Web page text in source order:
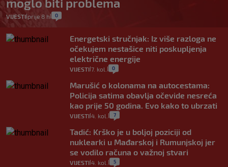
moglo biti problema
VIJESTI prije 8 h 0
Energetski stručnjak: Iz više razloga ne
očekujem nestašice niti poskupljenja
električne energije
VIJESTI 7. kol. 0
Marušić o kolonama na autocestama:
Policija satima obavlja očevide nesreća
kao prije 50 godina. Evo kako to ubrzati
VIJESTI 4. kol. 7
Tadić: Krško je u boljoj poziciji od
nuklearki u Mađarskoj i Rumunjskoj jer
se vodilo računa o važnoj stvari
VIJESTI 4. kol. 5